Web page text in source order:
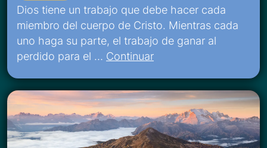
Dios tiene un trabajo que debe hacer cada
miembro del cuerpo de Cristo. Mientras cada
uno haga su parte, el trabajo de ganar al
perdido para el … Continuar